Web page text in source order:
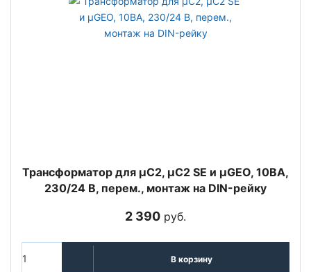
Трансформатор для µC2, µC2 SE и µGEO, 10ВА,
230/24 В, перем., монтаж на DIN-рейку
2 390 руб.
В корзину